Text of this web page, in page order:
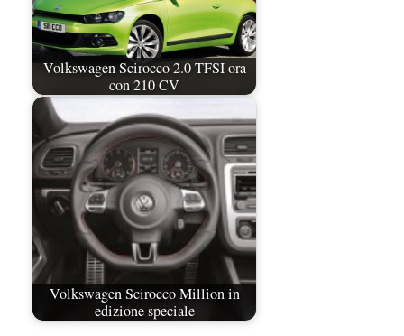
Volkswagen Scirocco 2.0 TFSI ora
con 210 CV
Volkswagen Scirocco Million in
edizione speciale